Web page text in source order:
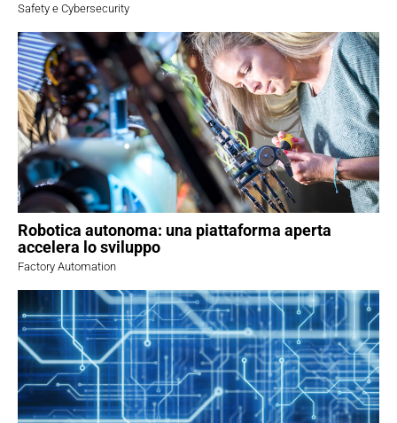
Safety e Cybersecurity
Robotica autonoma: una piattaforma aperta
accelera lo sviluppo
Factory Automation